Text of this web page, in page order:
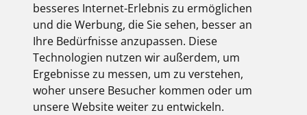
besseres Internet-Erlebnis zu ermöglichen
und die Werbung, die Sie sehen, besser an
Ihre Bedürfnisse anzupassen. Diese
Technologien nutzen wir außerdem, um
Ergebnisse zu messen, um zu verstehen,
woher unsere Besucher kommen oder um
unsere Website weiter zu entwickeln.